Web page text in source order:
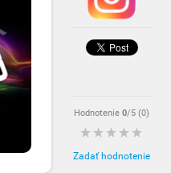
Hodnotenie 0/5 (0)
Zadať hodnotenie